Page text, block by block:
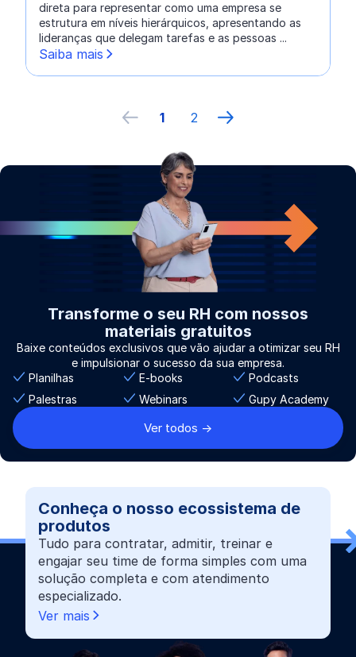
direta para representar como uma empresa se
estrutura em níveis hierárquicos, apresentando as
lideranças que delegam tarefas e as pessoas ...
Saiba mais
Página anterior
1 2 próxima página
Transforme o seu RH com nossos
materiais gratuitos
Baixe conteúdos exclusivos que vão ajudar a otimizar seu RH
e impulsionar o sucesso da sua empresa.
Planilhas
E-books
Podcasts
Palestras
Webinars Gupy Academy
Ver todos ->
Conheça o nosso ecossistema de
produtos
Tudo para contratar, admitir, treinar e
engajar seu time de forma simples com uma
solução completa e com atendimento
especializado.
Ver mais